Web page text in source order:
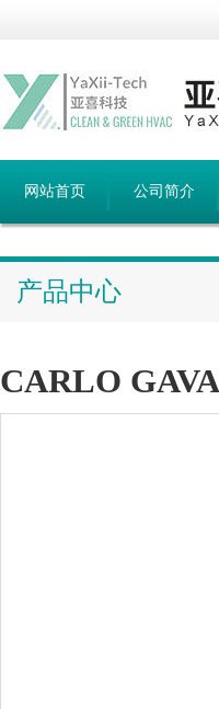
网站首页 公司简介
产品中心
CARLO